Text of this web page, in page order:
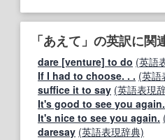
「あえて」の英訳に
dare [venture] to do (英語
If I had to choose. . . (英語
suffice it to say (英語表現
It's good to see you again.
It's nice to see you again.
daresay (英語表現辞典)